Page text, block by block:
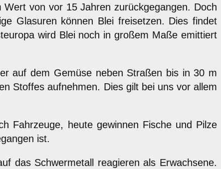
von vor 15 Jahren zurückgegangen. Doch
Glasuren können Blei freisetzen. Dies findet
wird Blei noch in großem Maße emittiert
auf dem Gemüse neben Straßen bis in 30 m
Stoffes aufnehmen. Dies gilt bei uns vor allem
Fahrzeuge, heute gewinnen Fische und Pilze
ist.
das Schwermetall reagieren als Erwachsene.